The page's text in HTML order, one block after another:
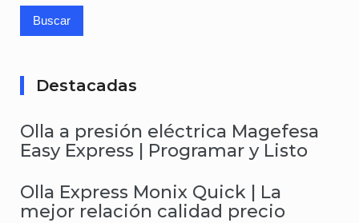
Destacadas
Olla a presión eléctrica Magefesa
Easy Express | Programar y Listo
Olla Express Monix Quick | La
mejor relación calidad precio